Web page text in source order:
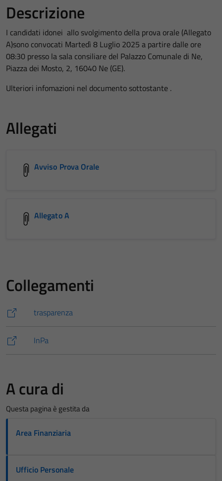
Descrizione
I candidati idonei allo svolgimento della prova orale (Allegato
A)sono convocati Martedì 8 Luglio 2025 a partire dalle ore
08:30 presso la sala consiliare del Palazzo Comunale di Ne,
Piazza dei Mosto, 2, 16040 Ne (GE).
Ulteriori infomazioni nel documento sottostante .
Allegati
Avviso Prova Orale
Allegato A
Collegamenti
trasparenza
InPa
A cura di
Questa pagina è gestita da
Area Finanziaria
Ufficio Personale